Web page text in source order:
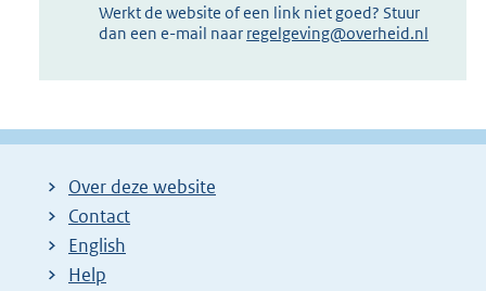
Werkt de website of een link niet goed? Stuur
dan een e-mail naar regelgeving@overheid.nl
Over deze website
Contact
English
Help